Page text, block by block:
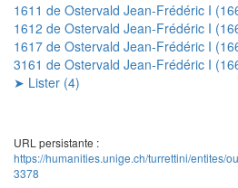
1611 de Ostervald Jean-Frédéric I
1612 de Ostervald Jean-Frédéric I
1617 de Ostervald Jean-Frédéric I
3161 de Ostervald Jean-Frédéric I
➤ Lister (4)
URL persistante :
https://humanities.unige.ch/turrettini/entites/
3378